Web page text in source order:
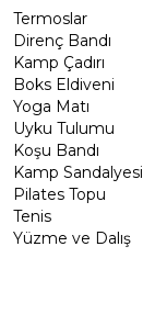
Termoslar
Direnç Bandı
Kamp Çadırı
Boks Eldiveni
Yoga Matı
Uyku Tulumu
Koşu Bandı
Kamp Sandalyesi
Pilates Topu
Tenis
Yüzme ve Dalış